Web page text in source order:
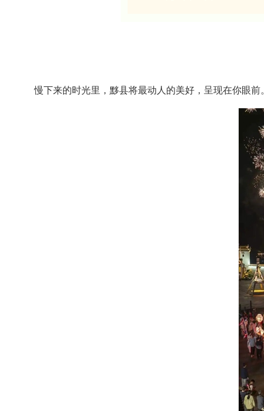
慢下来的时光里，黟县将最动人的美好，呈现在你眼前